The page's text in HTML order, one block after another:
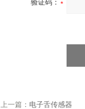
验证码：
上一篇： 电子舌传感器